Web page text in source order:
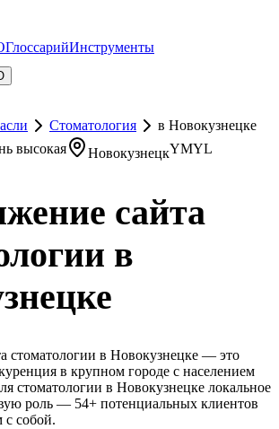
ГлоссарийИнструменты
Стоматология
в Новокузнецке
высокая
НовокузнецкYMYL
сайта
в
стоматологии в Новокузнецке — это
в крупном городе с населением
стоматологии в Новокузнецке локальное
роль — 54+ потенциальных клиентов
с собой.